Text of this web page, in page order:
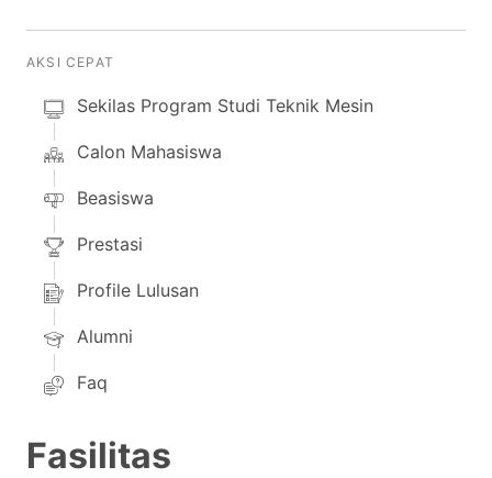
AKSI CEPAT
Sekilas Program Studi Teknik Mesin
Calon Mahasiswa
Beasiswa
Prestasi
Profile Lulusan
Alumni
Faq
Fasilitas